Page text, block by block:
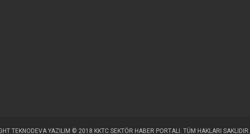
TEKNODEVA YAZILIM © 2018 KKTC SEKTÖR HABER PORTALI. TÜM HAKLARI SAKLIDIR.